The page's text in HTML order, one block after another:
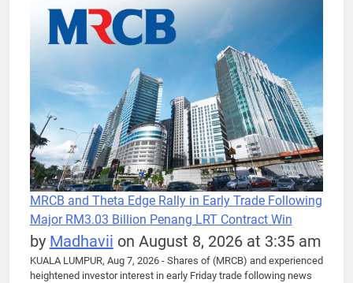
MRCB and Theta Edge Rally in Early Trade Following
Major RM3.03 Billion Penang LRT Contract Win
by Madhavii on August 8, 2026 at 3:35 am
KUALA LUMPUR, Aug 7, 2026 - Shares of (MRCB) and experienced
heightened investor interest in early Friday trade following news